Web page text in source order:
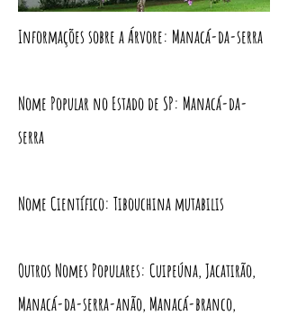
Informações sobre a Árvore: Manacá-da-serra
Nome Popular no Estado de SP: Manacá-da-
serra
Nome Científico: Tibouchina mutabilis
Outros Nomes Populares: Cuipeúna, Jacatirão,
Manacá-da-serra-anão, Manacá-branco,